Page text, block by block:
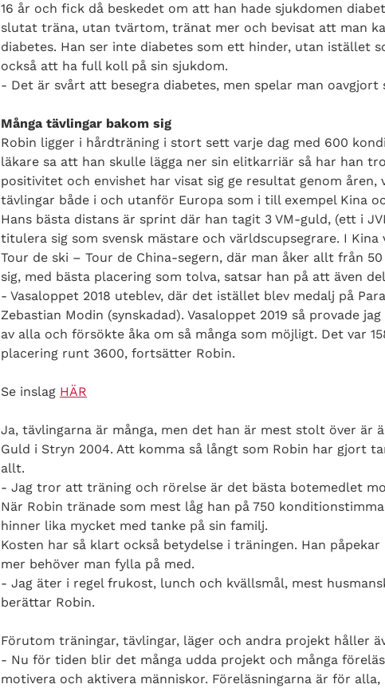
16 år och fick då beskedet om att han hade sjukdomen
slutat träna, utan tvärtom, tränat mer och bevisat att man
diabetes. Han ser inte diabetes som ett hinder, utan istället
också att ha full koll på sin sjukdom.
- Det är svårt att besegra diabetes, men spelar man oavgjort
Många tävlingar bakom sig
Robin ligger i hårdträning i stort sett varje dag med 600
läkare sa att han skulle lägga ner sin elitkarriär så har han
positivitet och envishet har visat sig ge resultat genom
tävlingar både i och utanför Europa som i till exempel Kina
Hans bästa distans är sprint där han tagit 3 VM-guld, (ett i
titulera sig som svensk mästare och världscupsegrare. I
Tour de ski – Tour de China-segern, där man åker allt från
sig, med bästa placering som tolva, satsar han på att även
- Vasaloppet 2018 uteblev, där det istället blev medalj på
Zebastian Modin (synskadad). Vasaloppet 2019 så provade
av alla och försökte åka om så många som möjligt. Det var
placering runt 3600, fortsätter Robin.
Se inslag HÄR
Ja, tävlingarna är många, men det han är mest stolt över är
Guld i Stryn 2004. Att komma så långt som Robin har gjort
allt.
- Jag tror att träning och rörelse är det bästa botemedlet
När Robin tränade som mest låg han på 750
hinner lika mycket med tanke på sin familj.
Kosten har så klart också betydelse i träningen. Han
mer behöver man fylla på med.
- Jag äter i regel frukost, lunch och kvällsmål, mest
berättar Robin.
Förutom träningar, tävlingar, läger och andra projekt håller
- Nu för tiden blir det många udda projekt och många
motivera och aktivera människor. Föreläsningarna är för